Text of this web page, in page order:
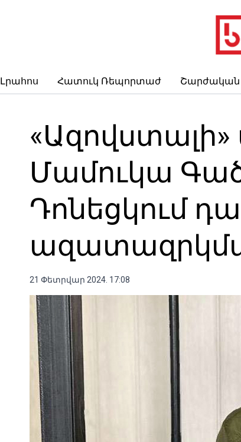
Լրահոս Հատուկ Ռեպորտաժ Շարժական
Մամուկա
Դոնեցկում
21 Փետրվար 2024. 17:08